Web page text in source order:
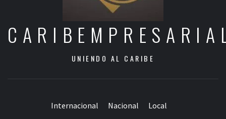
UNIENDO AL CARIBE
Internacional Nacional Local